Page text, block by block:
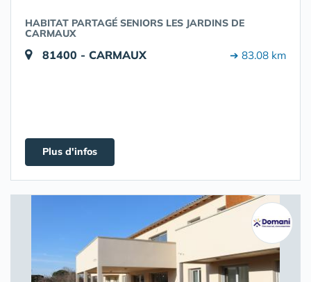
HABITAT PARTAGÉ SENIORS LES JARDINS DE
CARMAUX
81400 - CARMAUX ➔ 83.08 km
Plus d'infos